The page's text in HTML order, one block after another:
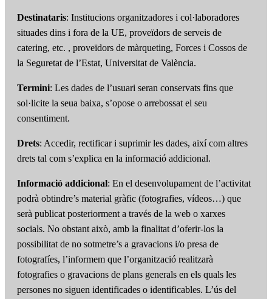
Destinataris: Institucions organitzadores i col·laboradores
situades dins i fora de la UE, proveïdors de serveis de
catering, etc. , proveïdors de màrqueting, Forces i Cossos de
la Seguretat de l’Estat, Universitat de València.
Termini: Les dades de l’usuari seran conservats fins que
sol·licite la seua baixa, s’opose o arrebossat el seu
consentiment.
Drets: Accedir, rectificar i suprimir les dades, així com altres
drets tal com s’explica en la informació addicional.
Informació addicional: En el desenvolupament de l’activitat
podrà obtindre’s material gràfic (fotografies, vídeos…) que
serà publicat posteriorment a través de la web o xarxes
socials. No obstant això, amb la finalitat d’oferir-los la
possibilitat de no sotmetre’s a gravacions i/o presa de
fotografíes, l’informem que l’organització realitzarà
fotografies o gravacions de plans generals en els quals les
persones no siguen identificades o identificables. L’ús del